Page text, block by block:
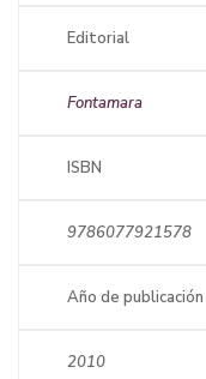
Editorial
Fontamara
ISBN
9786077921578
Año de publicación
2010